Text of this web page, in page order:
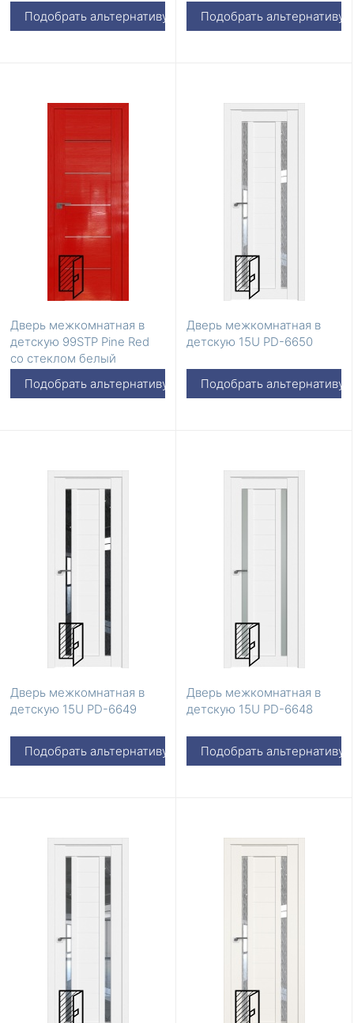
Подобрать альтернативу Подобрать альтернативу
Дверь межкомнатная в
детскую 99STP Pine Red
со стеклом белый
Подобрать альтернативу
Дверь межкомнатная в
детскую 15U PD-6650
Подобрать альтернативу
Дверь межкомнатная в
детскую 15U PD-6649
Подобрать альтернативу
Дверь межкомнатная в
детскую 15U PD-6648
Подобрать альтернативу